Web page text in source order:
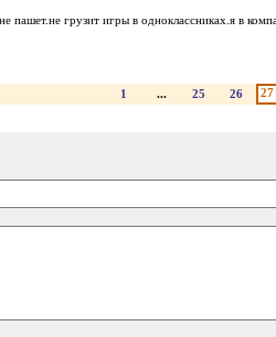
пашет.не грузит игры в одноклассниках.я в
1 ... 25 26 27